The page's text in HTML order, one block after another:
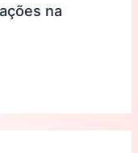
na